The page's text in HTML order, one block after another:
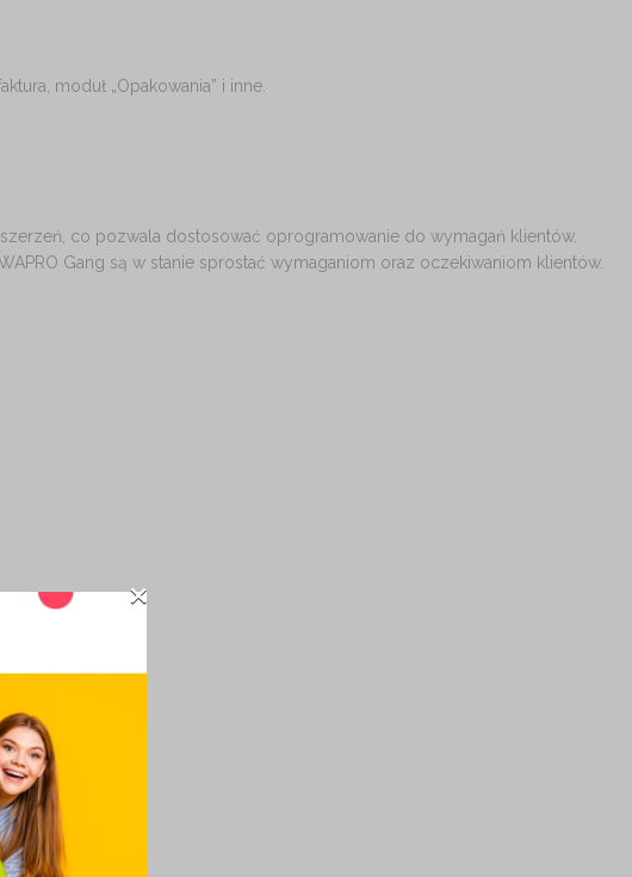
moduł „Opakowania” i inne.
co pozwala dostosować oprogramowanie do wymagań klientów.
Gang są w stanie sprostać wymaganiom oraz oczekiwaniom klientów.
×